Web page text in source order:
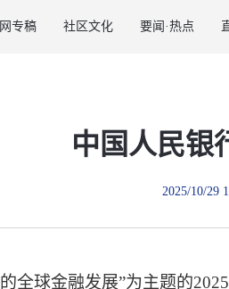
专稿 社区文化 要闻·热点
中国人民银
2025/10/29
球金融发展”为主题的2025